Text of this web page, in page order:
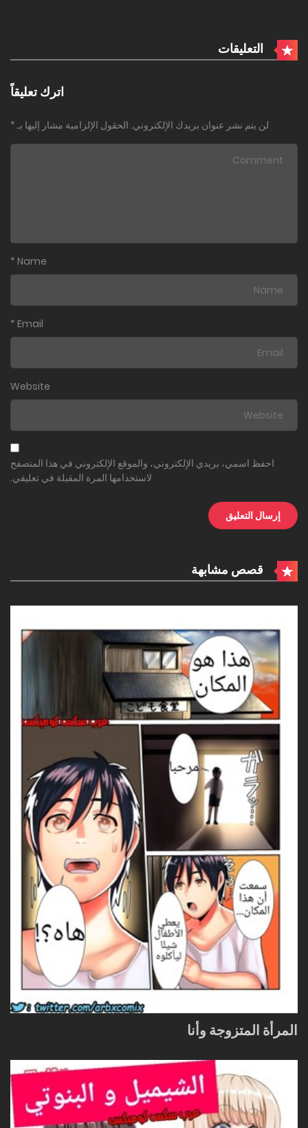
التعليقات
اترك تعليقاً
لن يتم نشر عنوان بريدك الإلكتروني. الحقول الإلزامية مشار إليها بـ *
Name
*
Email
*
Website
احفظ اسمي، بريدي الإلكتروني، والموقع الإلكتروني في هذا المتصفح
لاستخدامها المرة المقبلة في تعليقي.
قصص مشابهة
المرأة المتزوجة وأنا